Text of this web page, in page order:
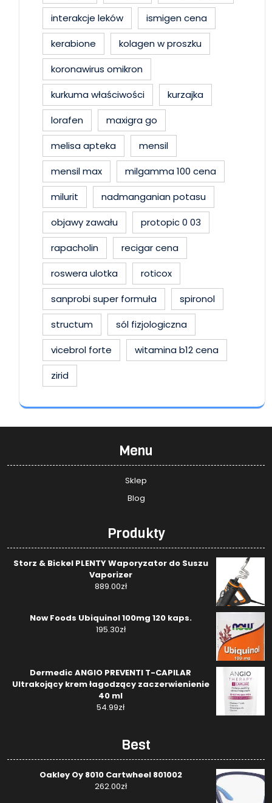
interakcje leków
ismigen cena
kerabione
kolagen w proszku
koronawirus omikron
kurkuma właściwości
kurzajka
lorafen
maxigra go
melisa apteka
mensil
mensil max
milgamma 100 cena
milurit
nadmanganian potasu
objawy zawału
protopic 0 03
rapacholin
recigar cena
roswera ulotka
roticox
sanprobi super formuła
spironol
structum
sól fizjologiczna
vicebrol forte
witamina b12 cena
zirid
Menu
Sklep
Blog
Produkty
Storz & Bickel PLENTY Waporyzator do Suszu
Vaporizer
889.00zł
Now Foods Ubiquinol 100mg 120 kaps.
195.30zł
Dermedic ANGIO PREVENTI T-CAPILAR
Ultrakojący krem łagodzący zaczerwienienie
40 ml
54.99zł
Best
Oakley Oy 8010 Cartwheel 801002
262.00zł